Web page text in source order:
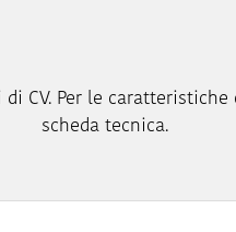
CV. Per le
scheda tecnica.